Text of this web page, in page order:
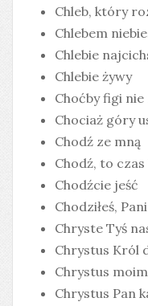
Chleb, który
Chlebem
Chlebie
Chlebie żywy
Choćby figi nie
Chociaż góry
Chodź ze mną
Chodź, to
Chodźcie jeść
Chodziłeś,
Chryste Tyś
Chrystus Król
Chrystus
Chrystus Pan